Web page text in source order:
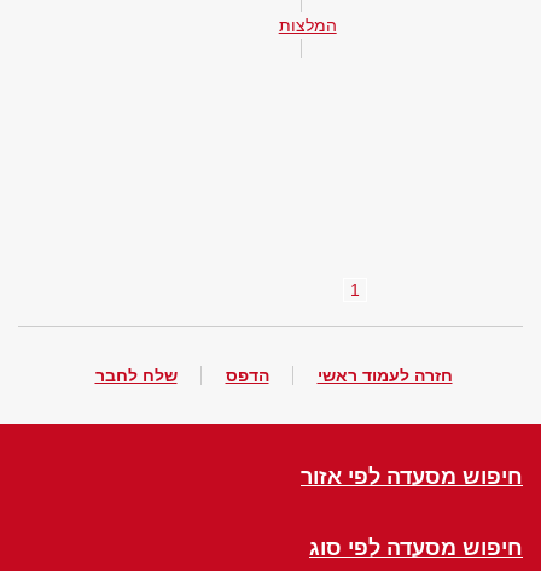
המלצות
1
חזרה לעמוד ראשי הדפס שלח לחבר
חיפוש מסעדה לפי אזור
חיפוש מסעדה לפי סוג